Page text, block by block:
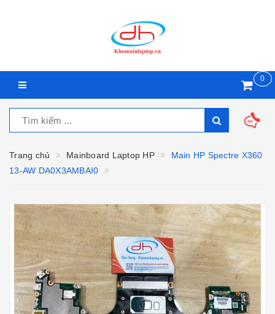
0
Trang chủ Mainboard Laptop HP
Main HP Spectre X360
13-AW DA0X3AMBAI0